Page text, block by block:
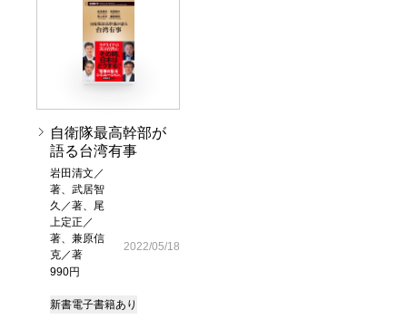
自衛隊最高幹部が
語る台湾有事
岩田清文／
著、武居智
久／著、尾
上定正／
著、兼原信
克／著
990円
2022/05/18
新書電子書籍あり